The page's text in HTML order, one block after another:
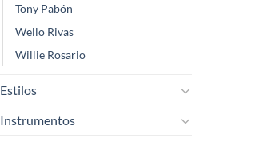
Tony Pabón
Wello Rivas
Willie Rosario
Estilos
Instrumentos